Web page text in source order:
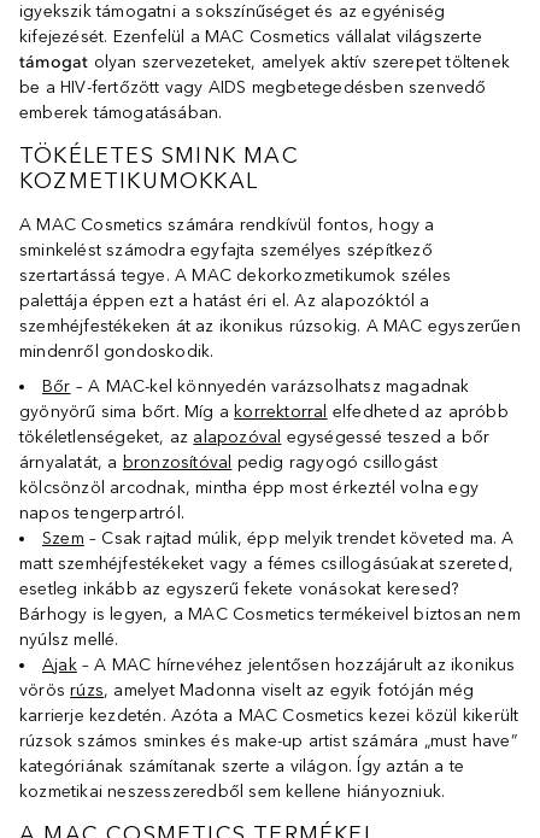
igyekszik támogatni a sokszínűséget és az egyéniség
kifejezését. Ezenfelül a MAC Cosmetics vállalat világszerte
támogat olyan szervezeteket, amelyek aktív szerepet töltenek
be a HIV-fertőzött vagy AIDS megbetegedésben szenvedő
emberek támogatásában.
TÖKÉLETES SMINK MAC
KOZMETIKUMOKKAL
A MAC Cosmetics számára rendkívül fontos, hogy a
sminkelést számodra egyfajta személyes szépítkező
szertartássá tegye. A MAC dekorkozmetikumok széles
palettája éppen ezt a hatást éri el. Az alapozóktól a
szemhéjfestékeken át az ikonikus rúzsokig. A MAC egyszerűen
mindenről gondoskodik.
Bőr – A MAC-kel könnyedén varázsolhatsz magadnak
gyönyörű sima bőrt. Míg a korrektorral elfedheted az apróbb
tökéletlenségeket, az alapozóval egységessé teszed a bőr
árnyalatát, a bronzosítóval pedig ragyogó csillogást
kölcsönzöl arcodnak, mintha épp most érkeztél volna egy
napos tengerpartról.
Szem – Csak rajtad múlik, épp melyik trendet követed ma. A
matt szemhéjfestékeket vagy a fémes csillogásúakat szereted,
esetleg inkább az egyszerű fekete vonásokat keresed?
Bárhogy is legyen, a MAC Cosmetics termékeivel biztosan nem
nyúlsz mellé.
Ajak– A MAC hírnevéhez jelentősen hozzájárult az ikonikus
vörösrúzs, amelyet Madonna viselt az egyik fotóján még
karrierje kezdetén. Azóta a MAC Cosmetics kezei közül kikerült
rúzsok számos sminkes és make-up artist számára „must have”
kategóriának számítanak szerte a világon. Így aztán a te
kozmetikai neszesszeredből sem kellene hiányozniuk.